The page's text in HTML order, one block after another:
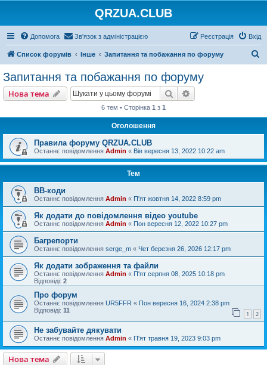
QRZUA.CLUB
Допомога Зв'язок з адміністрацією Вхід
Реєстрація
Список форумів Інше Запитання та побажання по форуму
Запитання та побажання по форуму
Нова тема Пошук
6 тем • Сторінка 1 з 1
Оголошення
Правила форуму QRZUA.CLUB
Останнє повідомлення Admin « Вів вересня 13, 2022 10:22 am
Тем
BB-коди
Останнє повідомлення Admin « П'ят жовтня 14, 2022 8:59 pm
Як додати до повідомлення відео youtube
Останнє повідомлення Admin « Пон вересня 12, 2022 10:27 pm
Багрепорти
Останнє повідомлення serge_m « Чет березня 26, 2026 12:17 pm
Як додати зображення та файли
Останнє повідомлення Admin « П'ят серпня 08, 2025 10:18 pm
Відповіді: 2
Про форум
Останнє повідомлення UR5FFR « Пон вересня 16, 2024 2:38 pm
Відповіді: 11 1 2
Не забувайте дякувати
Останнє повідомлення Admin « П'ят травня 19, 2023 9:03 pm
Нова тема